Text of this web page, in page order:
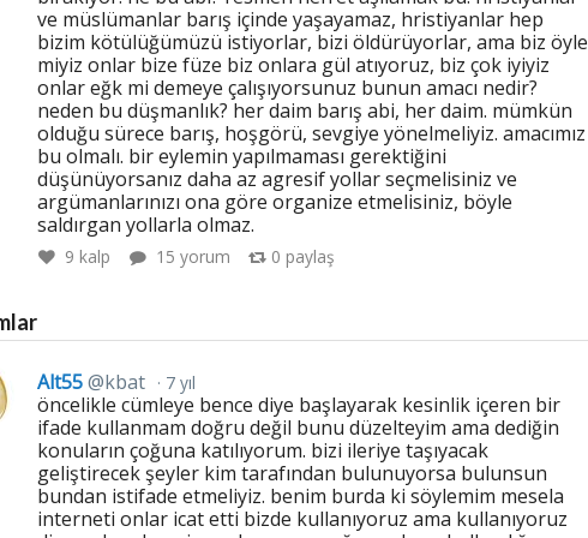
ve müslümanlar barış içinde yaşayamaz, hristiyanlar hep
bizim kötülüğümüzü istiyorlar, bizi öldürüyorlar, ama biz öyle
miyiz onlar bize füze biz onlara gül atıyoruz, biz çok iyiyiz
onlar eğk mi demeye çalışıyorsunuz bunun amacı nedir?
neden bu düşmanlık? her daim barış abi, her daim. mümkün
olduğu sürece barış, hoşgörü, sevgiye yönelmeliyiz. amacımız
bu olmalı. bir eylemin yapılmaması gerektiğini
düşünüyorsanız daha az agresif yollar seçmelisiniz ve
argümanlarınızı ona göre organize etmelisiniz, böyle
saldırgan yollarla olmaz.
9 kalp 15 yorum 0 paylaş
Alt55@kbat 7 yıl
öncelikle cümleye bence diye başlayarak kesinlik içeren bir
ifade kullanmam doğru değil bunu düzelteyim ama dediğin
konuların çoğuna katılıyorum. bizi ileriye taşıyacak
geliştirecek şeyler kim tarafından bulunuyorsa bulunsun
bundan istifade etmeliyiz. benim burda ki söylemim mesela
interneti onlar icat etti bizde kullanıyoruz ama kullanıyoruz